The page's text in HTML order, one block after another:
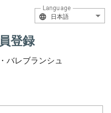
日本語
Language
登録
バレブランシュ